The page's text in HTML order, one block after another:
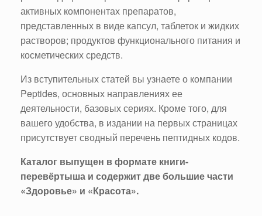
активных компонентах препаратов,
представленных в виде капсул, таблеток и жидких
растворов; продуктов функционального питания и
косметических средств.
Из вступительных статей вы узнаете о компании
Peptides, основных направлениях ее
деятельности, базовых сериях. Кроме того, для
вашего удобства, в издании на первых страницах
присутствует сводный перечень пептидных кодов.
Каталог выпущен в формате книги-
перевёртыша и содержит две большие части
«Здоровье» и «Красота».